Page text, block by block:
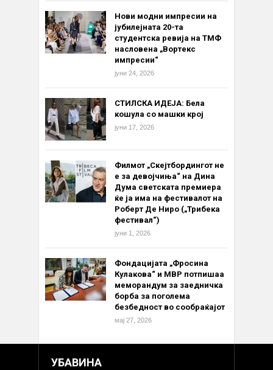
Нови модни импресии на
јубилејната 20-та
студентска ревија на ТМФ
насловена „Вортекс
импресии“
јуни 24, 2026
СТИЛСКА ИДЕЈА: Бела
кошула со машки крој
јуни 17, 2026
Филмот „Скејтбордингот не
е за девојчиња“ на Дина
Дума светската премиера
ќе ја има на фестивалот на
Роберт Де Ниро („Трибека
фестивал“)
јуни 1, 2026
Фондацијата „Фросина
Кулакова“ и МВР потпишаа
меморандум за заедничка
борба за поголема
безбедност во сообраќајот
мај 27, 2026
УБАВИНА